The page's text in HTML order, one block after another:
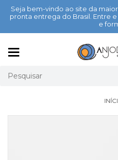
Seja bem-vindo ao site da
pronta entrega do Brasil. Entre
e